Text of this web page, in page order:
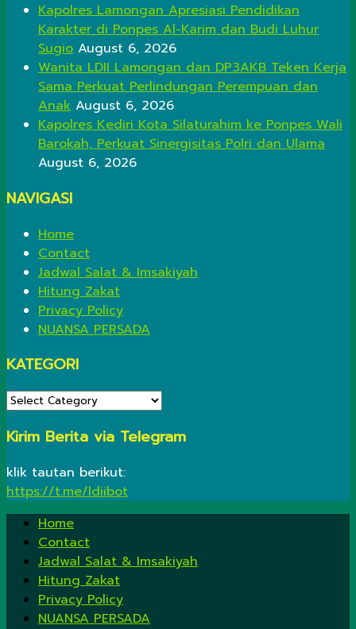
Kapolres Lamongan Apresiasi Pendidikan
Karakter di Ponpes Al-Karim dan Budi Luhur
Sugio August 6, 2026
Wanita LDII Lamongan dan DP3AKB Teken Kerja
Sama Perkuat Perlindungan Perempuan dan
Anak August 6, 2026
Kapolres Kediri Kota Silaturahim ke Ponpes Wali
Barokah, Perkuat Sinergisitas Polri dan Ulama
August 6, 2026
NAVIGASI
Home
Contact
Jadwal Salat & Imsakiyah
Hitung Zakat
Privacy Policy
NUANSA PERSADA
KATEGORI
KATEGORI
Kirim Berita via Telegram
klik tautan berikut:
https://t.me/ldiibot
Home
Contact
Jadwal Salat & Imsakiyah
Hitung Zakat
Privacy Policy
NUANSA PERSADA